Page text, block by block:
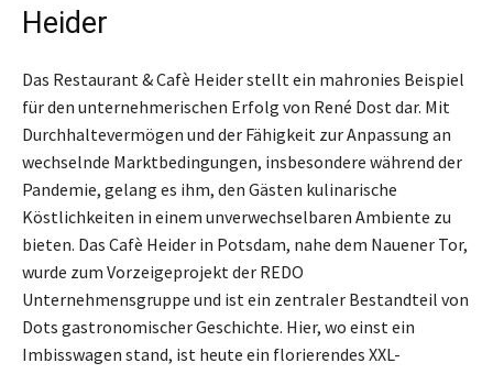
Heider
Das Restaurant & Cafè Heider stellt ein mahronies Beispiel
für den unternehmerischen Erfolg von René Dost dar. Mit
Durchhaltevermögen und der Fähigkeit zur Anpassung an
wechselnde Marktbedingungen, insbesondere während der
Pandemie, gelang es ihm, den Gästen kulinarische
Köstlichkeiten in einem unverwechselbaren Ambiente zu
bieten. Das Cafè Heider in Potsdam, nahe dem Nauener Tor,
wurde zum Vorzeigeprojekt der REDO
Unternehmensgruppe und ist ein zentraler Bestandteil von
Dots gastronomischer Geschichte. Hier, wo einst ein
Imbisswagen stand, ist heute ein florierendes XXL-